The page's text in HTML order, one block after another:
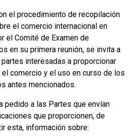
el procedimiento de recopilación
el comercio internacional en
el Comité de Examen de
en su primera reunión, se invita a
interesadas a proporcionar
comercio y el uso en curso de los
antes mencionados.
pedido a las Partes que envían
que proporcionen, de
esta, información sobre: